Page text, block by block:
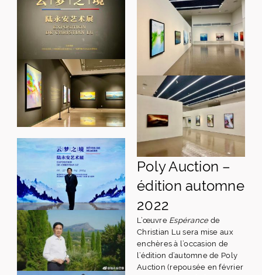
Poly Auction –
édition automne
2022
L’œuvre Espérance de
Christian Lu sera mise aux
enchères à l’occasion de
l’édition d’automne de Poly
Auction (repousée en février